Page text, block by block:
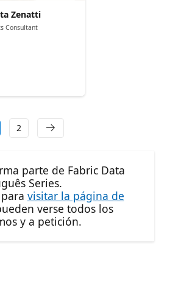
Zenatti
Consultant
2
parte de Fabric Data
Series.
visitar la página de
verse todos los
y a petición.